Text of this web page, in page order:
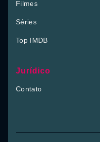
Filmes
Séries
Top IMDB
Jurídico
Contato